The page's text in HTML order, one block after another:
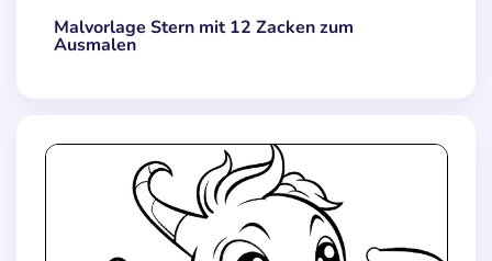
Malvorlage Stern mit 12 Zacken zum
Ausmalen